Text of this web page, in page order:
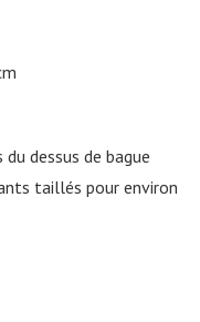
dessus de bague
taillés pour environ